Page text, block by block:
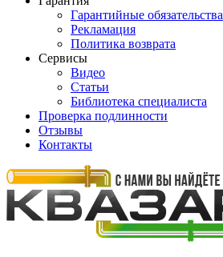
Гарантийные обязательства
Рекламация
Политика возврата
Сервисы
Видео
Статьи
Библиотека специалиста
Проверка подлинности
Отзывы
Контакты